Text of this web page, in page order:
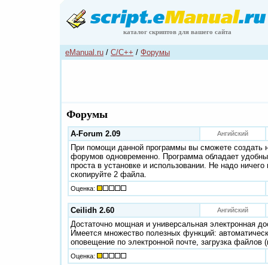
каталог скриптов для вашего сайта
eManual.ru / C/C++ / Форумы
Форумы
A-Forum 2.09 Ангийский
При помощи данной программы вы сможете создать
форумов одновременно. Программа обладает
проста в установке и использовании. Не надо
скопируйте 2 файла.
Оценка:
Ceilidh 2.60 Ангийский
Достаточно мощная и универсальная электронная
Имеется множество полезных функций:
оповещение по электронной почте, загрузка файлов
Оценка: